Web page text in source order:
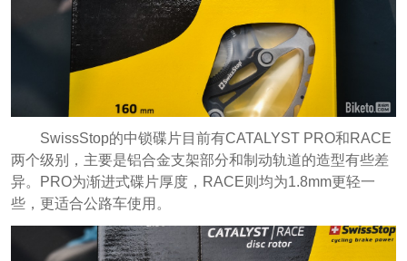
SwissStop的中锁碟片目前有CATALYST PRO和RACE
两个级别，主要是铝合金支架部分和制动轨道的造型有些差
异。PRO为渐进式碟片厚度，RACE则均为1.8mm更轻一
些，更适合公路车使用。